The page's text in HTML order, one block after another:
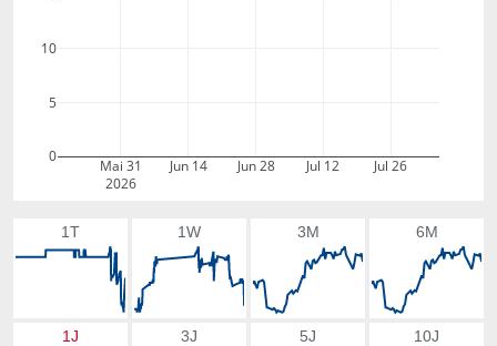
Mai 31
2026
Jun 14 Jun 28 Jul 12 Jul 26
0
5
10
1T 1W 3M 6M
1J 3J 5J 10J